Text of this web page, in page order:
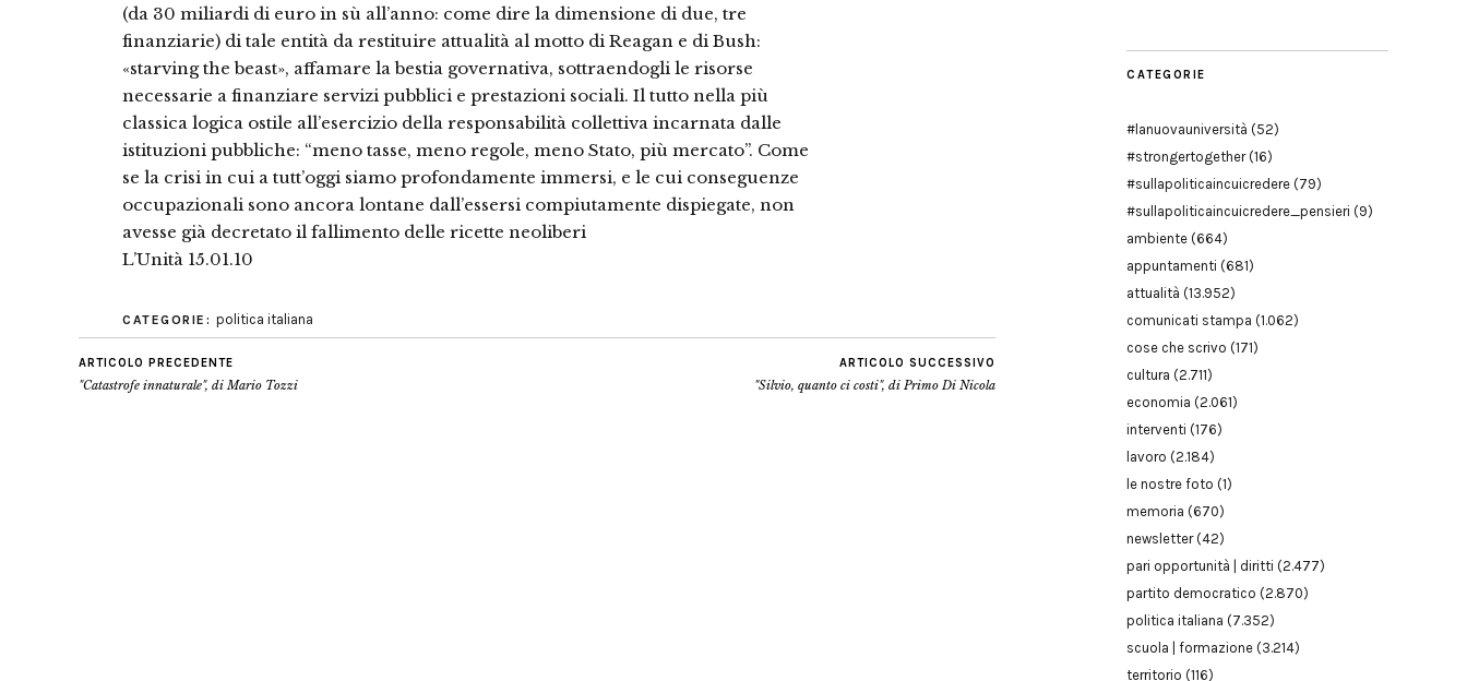
(da 30 miliardi di euro in sù all’anno: come dire la dimensione di due, tre
finanziarie) di tale entità da restituire attualità al motto di Reagan e di Bush:
«starving the beast», affamare la bestia governativa, sottraendogli le risorse
necessarie a finanziare servizi pubblici e prestazioni sociali. Il tutto nella più
classica logica ostile all’esercizio della responsabilità collettiva incarnata dalle
istituzioni pubbliche: “meno tasse, meno regole, meno Stato, più mercato”. Come
se la crisi in cui a tutt’oggi siamo profondamente immersi, e le cui conseguenze
occupazionali sono ancora lontane dall’essersi compiutamente dispiegate, non
avesse già decretato il fallimento delle ricette neoliberi
L’Unità 15.01.10
CATEGORIE: politica italiana
ARTICOLO PRECEDENTE
"Catastrofe innaturale", di Mario Tozzi
ARTICOLO SUCCESSIVO
"Silvio, quanto ci costi", di Primo Di Nicola
CATEGORIE
#lanuovauniversità (52)
#strongertogether(16)
#sullapoliticaincuicredere (79)
#sullapoliticaincuicredere_pensieri (9)
ambiente (664)
appuntamenti (681)
attualità (13.952)
comunicati stampa (1.062)
cose che scrivo (171)
cultura (2.711)
economia (2.061)
interventi (176)
lavoro (2.184)
le nostre foto (1)
memoria (670)
newsletter(42)
pari opportunità | diritti (2.477)
partito democratico (2.870)
politica italiana (7.352)
scuola | formazione (3.214)
territorio (116)